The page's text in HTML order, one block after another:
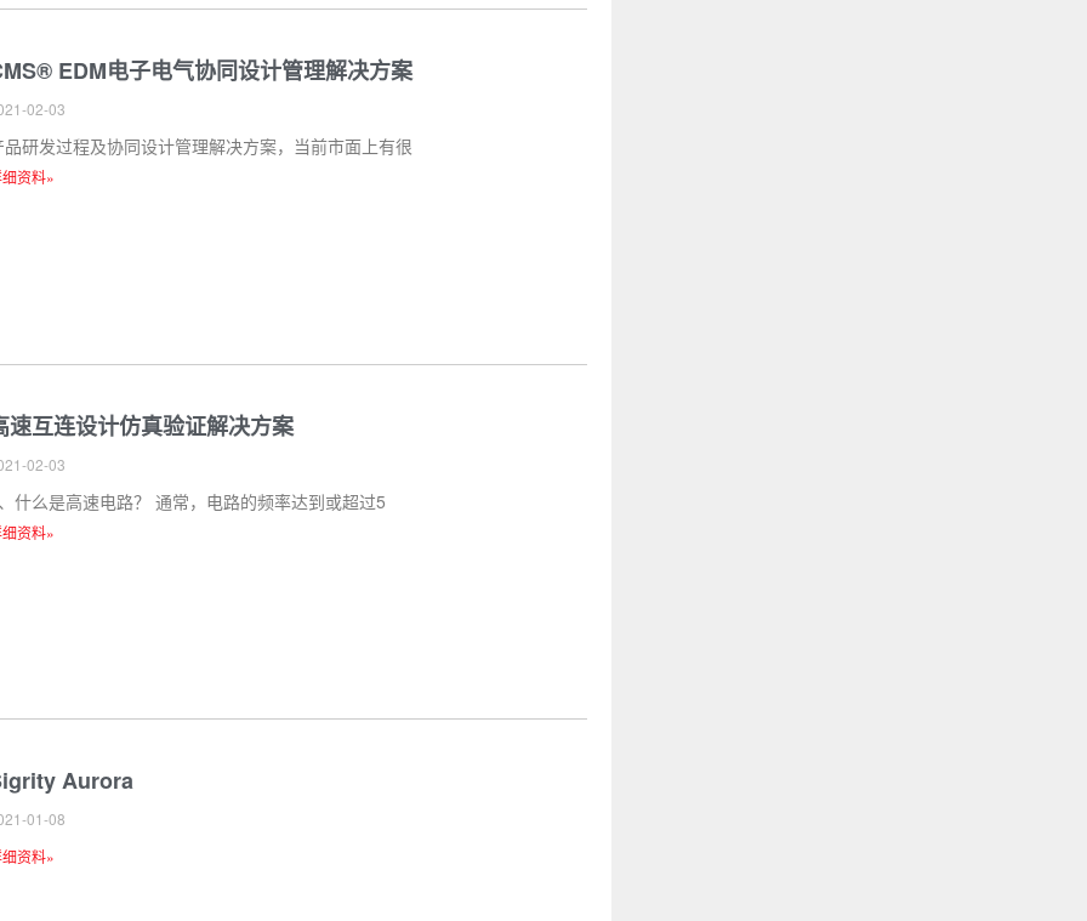
EDM电子电气协同设计管理解决方案
02-03
品研发过程及协同设计管理解决方案，当前市面上有很
资料»
速互连设计仿真验证解决方案
02-03
什么是高速电路？ 通常，电路的频率达到或超过5
资料»
Aurora
01-08
资料»